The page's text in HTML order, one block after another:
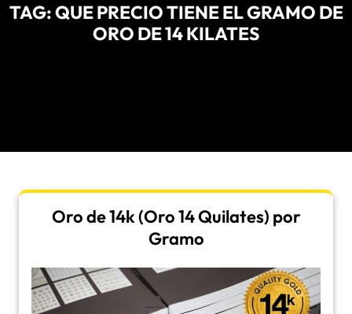
TAG:QUE PRECIO TIENE EL GRAMO DE
ORO DE 14 KILATES
Oro de 14k (Oro 14 Quilates) por
Gramo